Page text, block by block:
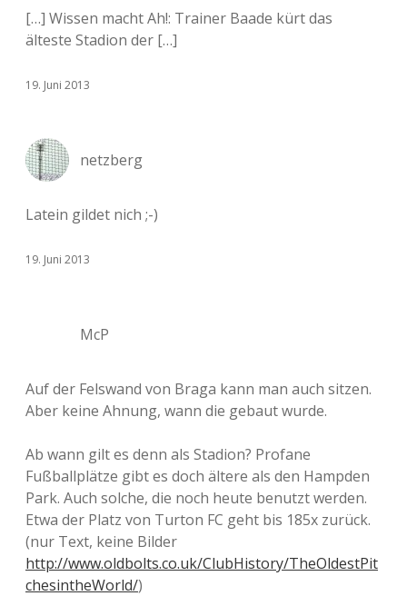
[…] Wissen macht Ah!: Trainer Baade kürt das
älteste Stadion der […]
19. Juni 2013
netzberg
Latein gildet nich ;-)
19. Juni 2013
McP
Auf der Felswand von Braga kann man auch sitzen.
Aber keine Ahnung, wann die gebaut wurde.
Ab wann gilt es denn als Stadion? Profane
Fußballplätze gibt es doch ältere als den Hampden
Park. Auch solche, die noch heute benutzt werden.
Etwa der Platz von Turton FC geht bis 185x zurück.
(nur Text, keine Bilder
http://www.oldbolts.co.uk/ClubHistory/TheOldestPit
chesintheWorld/)